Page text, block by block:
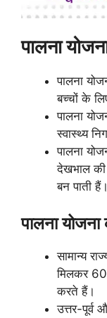
पालना
पालना
बच्चों के
पालना
स्वास्थ्य
पालना
देखभाल की
बन पाती हैं।
पालना योजना
सामान्य
मिलकर
करते हैं।
उत्तर-पूर्व